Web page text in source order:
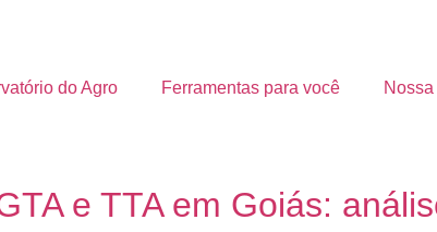
do Agro Ferramentas para você
e TTA em Goiás: